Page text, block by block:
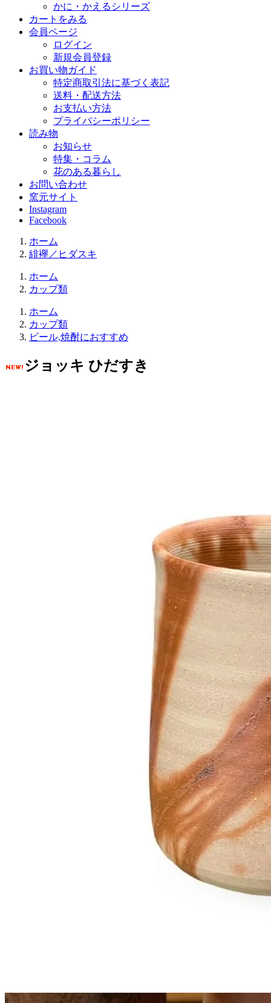
かに・かえるシリーズ
カートをみる
会員ページ
ログイン
新規会員登録
お買い物ガイド
特定商取引法に基づく表記
送料・配送方法
お支払い方法
プライバシーポリシー
読み物
お知らせ
特集・コラム
花のある暮らし
お問い合わせ
窯元サイト
Instagram
Facebook
ホーム
緋襷／ヒダスキ
ホーム
カップ類
ホーム
カップ類
ビール,焼酎におすすめ
ジョッキ ひだすき